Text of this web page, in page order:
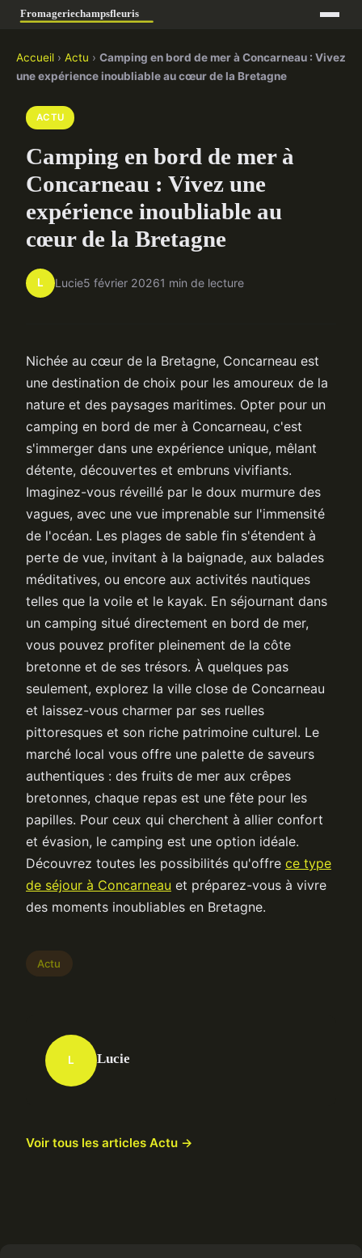
Accueil › Actu › Camping en bord de mer à Concarneau : Vivez
une expérience inoubliable au cœur de la Bretagne
ACTU
Camping en bord de mer à
Concarneau : Vivez une
expérience inoubliable au
cœur de la Bretagne
L Lucie5 février 20261 min de lecture
Nichée au cœur de la Bretagne, Concarneau est
une destination de choix pour les amoureux de la
nature et des paysages maritimes. Opter pour un
camping en bord de mer à Concarneau, c'est
s'immerger dans une expérience unique, mêlant
détente, découvertes et embruns vivifiants.
Imaginez-vous réveillé par le doux murmure des
vagues, avec une vue imprenable sur l'immensité
de l'océan. Les plages de sable fin s'étendent à
perte de vue, invitant à la baignade, aux balades
méditatives, ou encore aux activités nautiques
telles que la voile et le kayak. En séjournant dans
un camping situé directement en bord de mer,
vous pouvez profiter pleinement de la côte
bretonne et de ses trésors. À quelques pas
seulement, explorez la ville close de Concarneau
et laissez-vous charmer par ses ruelles
pittoresques et son riche patrimoine culturel. Le
marché local vous offre une palette de saveurs
authentiques : des fruits de mer aux crêpes
bretonnes, chaque repas est une fête pour les
papilles. Pour ceux qui cherchent à allier confort
et évasion, le camping est une option idéale.
Découvrez toutes les possibilités qu'offre ce type
de séjour à Concarneau et préparez-vous à vivre
des moments inoubliables en Bretagne.
Actu
L Lucie
Voir tous les articles Actu →